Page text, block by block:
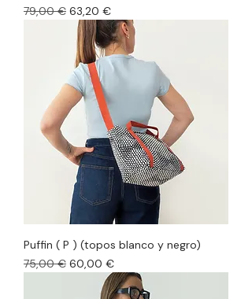
Precio
79,00 € Precio de oferta
63,20 €
Puffin ( P ) (topos blanco y negro)
Precio
75,00 € Precio de oferta
60,00 €